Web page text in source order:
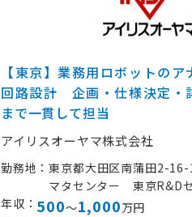
【東京】業務用ロボットの
回路設計 企画・仕様決定・
まで一貫して担当
アイリスオーヤマ株式会社
勤務地
東京都大田区南蒲田2-
マタセンター 東京R&D
年収
500～1,000万円